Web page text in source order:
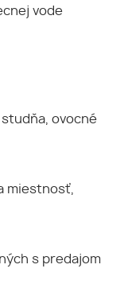
vode
ovocné
miestnosť,
s predajom